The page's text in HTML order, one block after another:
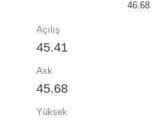
46.68
Açılış
45.41
Ask
45.68
Yüksek